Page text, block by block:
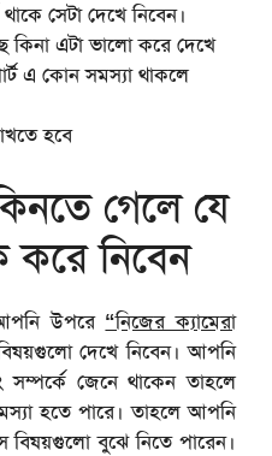
সেটা দেখে নিবেন।
কিনা এটা ভালো করে দেখে
এ কোন সমস্যা থাকলে
হবে
গেলে যে
নিবেন
উপরে “নিজের ক্যামেরা
দেখে নিবেন। আপনি
সম্পর্কে জেনে থাকেন তাহলে
হতে পারে। তাহলে আপনি
বুঝে নিতে পারেন।